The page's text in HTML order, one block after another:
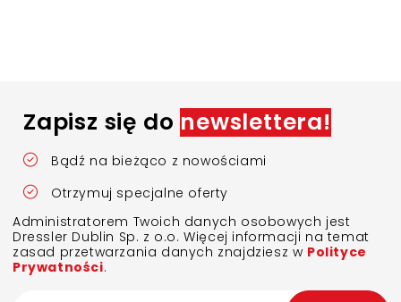
Zapisz się do newslettera!
Bądź na bieżąco z nowościami
Otrzymuj specjalne oferty
Administratorem Twoich danych osobowych jest
Dressler Dublin Sp. z o.o. Więcej informacji na temat
zasad przetwarzania danych znajdziesz w Polityce
Prywatności.